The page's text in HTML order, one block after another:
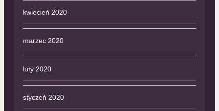
kwiecień 2020
marzec 2020
luty 2020
styczeń 2020